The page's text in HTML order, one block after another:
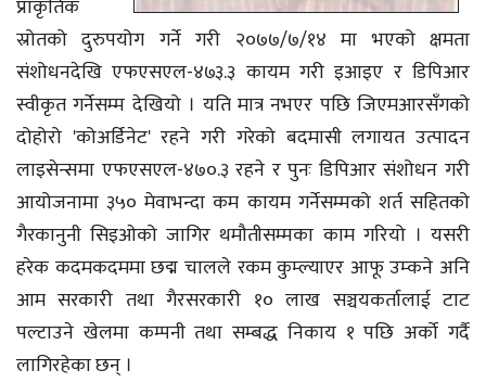
प्राकृतिक
स्रोतको दुरुपयोग गर्ने गरी २०७७/७/१४ मा भएको क्षमता
संशोधनदेखि एफएसएल-४७३.३ कायम गरी इआइए र डिपिआर
स्वीकृत गर्नेसम्म देखियो । यति मात्र नभएर पछि जिएमआरसँगको
दोहोरो 'कोअर्डिनेट' रहने गरी गरेको बदमासी लगायत उत्पादन
लाइसेन्समा एफएसएल-४७०.३ रहने र पुनः डिपिआर संशोधन गरी
आयोजनामा ३५० मेवाभन्दा कम कायम गर्नेसम्मको शर्त सहितको
गैरकानुनी सिइओको जागिर थमौतीसम्मका काम गरियो । यसरी
हरेक कदमकदममा छद्म चालले रकम कुम्ल्याएर आफू उम्कने अनि
आम सरकारी तथा गैरसरकारी १० लाख सञ्चयकर्तालाई टाट
पल्टाउने खेलमा कम्पनी तथा सम्बद्ध निकाय १ पछि अर्को गर्दै
लागिरहेका छन् ।